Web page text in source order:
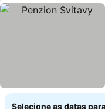
Selecione as datas